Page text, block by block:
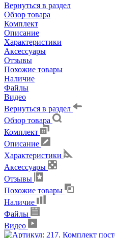
Вернуться в раздел
Обзор товара
Комплект
Описание
Характеристики
Аксессуары
Отзывы
Похожие товары
Наличие
Файлы
Видео
Вернуться в раздел
Обзор товара
Комплект
Описание
Характеристики
Аксессуары
Отзывы
Похожие товары
Наличие
Файлы
Видео